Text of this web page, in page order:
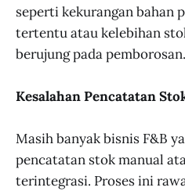
seperti kekurangan bahan
tertentu atau kelebihan
berujung pada pemborosan.
Kesalahan Pencatatan
Masih banyak bisnis F&B
pencatatan stok manual
terintegrasi. Proses ini